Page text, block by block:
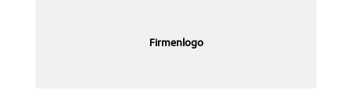
Firmenlogo